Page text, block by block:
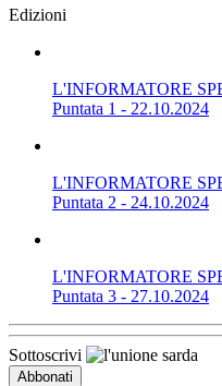
Edizioni
L'INFORMATORE
Puntata 1 - 22.10.2024
L'INFORMATORE
Puntata 2 - 24.10.2024
L'INFORMATORE
Puntata 3 - 27.10.2024
Sottoscrivi